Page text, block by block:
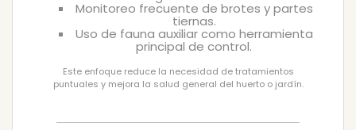
Monitoreo frecuente de brotes y partes
tiernas.
Uso de fauna auxiliar como herramienta
principal de control.
Este enfoque reduce la necesidad de tratamientos
puntuales y mejora la salud general del huerto o jardín.